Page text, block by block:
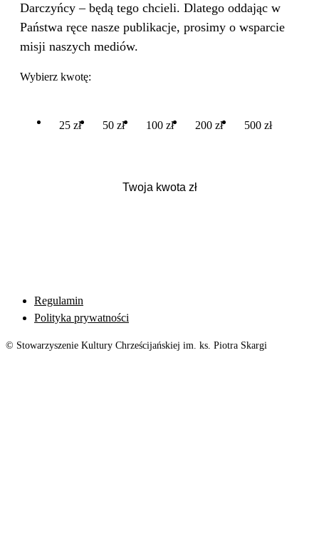
Darczyńcy – będą tego chcieli. Dlatego oddając w
Państwa ręce nasze publikacje, prosimy o wsparcie
misji naszych mediów.
Wybierz kwotę:
25 zł 50 zł 100 zł 200 zł 500 zł
Regulamin
Polityka prywatności
© Stowarzyszenie Kultury Chrześcijańskiej im. ks. Piotra Skargi